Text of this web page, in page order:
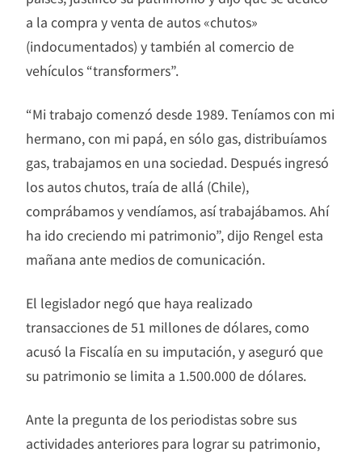
a la compra y venta de autos «chutos»
(indocumentados) y también al comercio de
vehículos “transformers”.
“Mi trabajo comenzó desde 1989. Teníamos con mi
hermano, con mi papá, en sólo gas, distribuíamos
gas, trabajamos en una sociedad. Después ingresó
los autos chutos, traía de allá (Chile),
comprábamos y vendíamos, así trabajábamos. Ahí
ha ido creciendo mi patrimonio”, dijo Rengel esta
mañana ante medios de comunicación.
El legislador negó que haya realizado
transacciones de 51 millones de dólares, como
acusó la Fiscalía en su imputación, y aseguró que
su patrimonio se limita a 1.500.000 de dólares.
Ante la pregunta de los periodistas sobre sus
actividades anteriores para lograr su patrimonio,